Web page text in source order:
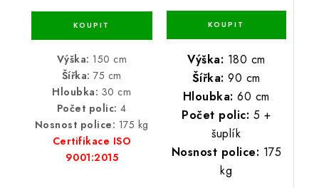
Výška: 150 cm
Šířka: 75 cm
Hloubka: 30 cm
Počet polic: 4
Nosnost police: 175 kg
Certifikace ISO
9001:2015
Výška: 180 cm
Šířka: 90 cm
Hloubka: 60 cm
Počet polic: 5 +
šuplík
Nosnost police: 175
kg